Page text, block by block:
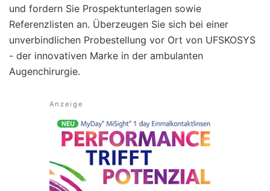
und fordern Sie Prospektunterlagen sowie
Referenzlisten an. Überzeugen Sie sich bei einer
unverbindlichen Probestellung vor Ort von UFSKOSYS
- der innovativen Marke in der ambulanten
Augenchirurgie.